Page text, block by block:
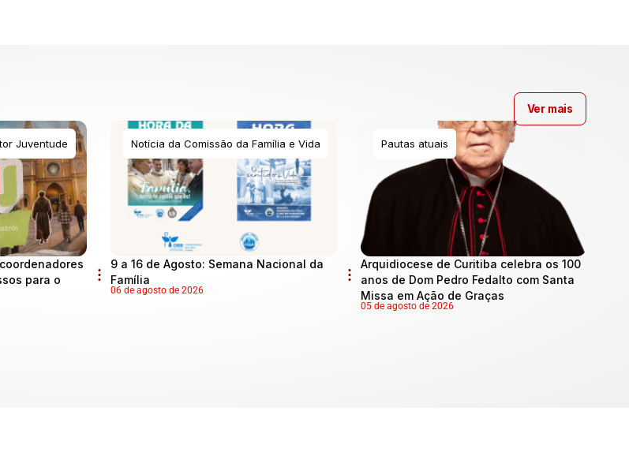
Juventude
para o
Notícia da Comissão da Família e Vida
9 a 16 de Agosto: Semana Nacional da
Família
06 de agosto de 2026
Pautas atuais
Arquidiocese de Curitiba celebra os 100
anos de Dom Pedro Fedalto com Santa
Missa em Ação de Graças
05 de agosto de 2026
Ver mais